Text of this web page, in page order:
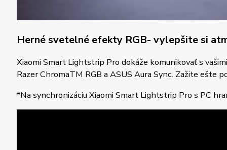
Herné svetelné efekty RGB- vylepšite si
Xiaomi Smart Lightstrip Pro dokáže komunikovať s
Razer ChromaTM RGB a ASUS Aura Sync. Zažite ešte
*Na synchronizáciu Xiaomi Smart Lightstrip Pro s PC